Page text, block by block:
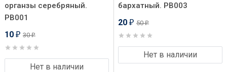
органзы серебряный.
PB001
10 ₽ 30₽
Нет в наличии
бархатный. PB003
20 ₽ 50₽
Нет в наличии